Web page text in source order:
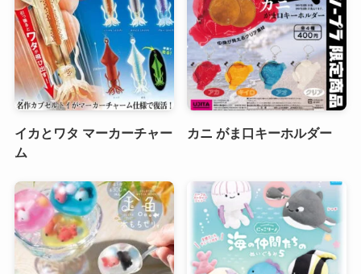
イカとワタ マーカーチャー
ム
カニ がま口キーホルダー